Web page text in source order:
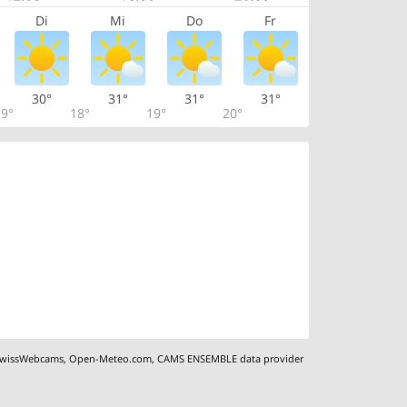
Di Mi Do Fr
30°
18°
31°
19°
31°
20°
31°
,Open-Meteo.com,CAMS ENSEMBLE data provider